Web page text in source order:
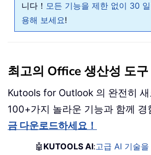
니다！ 모든 기능을 제한 없이 30
용해 보세요!
최고의 Office 생산성 도구
Kutools for Outlook 의 완전히
100+가지 놀라운 기능과 함께 경
금 다운로드하세요！
🤖 KUTOOLS AI:고급 AI 기술